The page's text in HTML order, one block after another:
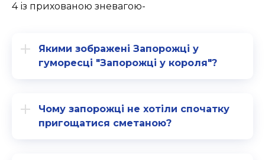
4 із прихованою зневагою-
Якими зображені Запорожці у
гуморесці "Запорожці у короля"?
Чому запорожці не хотіли спочатку
пригощатися сметаною?